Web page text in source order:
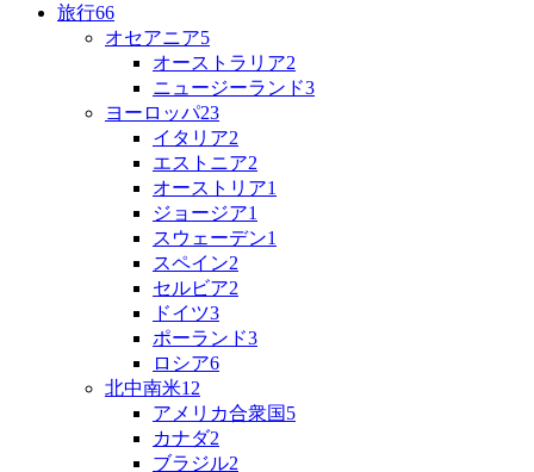
旅行66
オセアニア5
オーストラリア2
ニュージーランド3
ヨーロッパ23
イタリア2
エストニア2
オーストリア1
ジョージア1
スウェーデン1
スペイン2
セルビア2
ドイツ3
ポーランド3
ロシア6
北中南米12
アメリカ合衆国5
カナダ2
ブラジル2